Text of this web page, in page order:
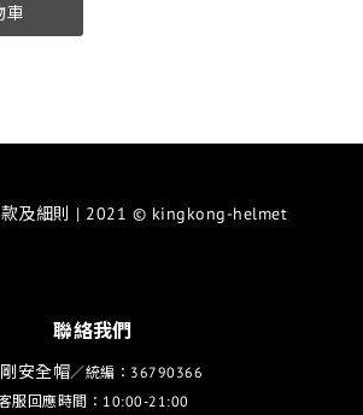
車
及細則 | 2021 © kingkong-helmet
聯絡我們
安全帽／統編：36790366
服回應時間：10:00-21:00